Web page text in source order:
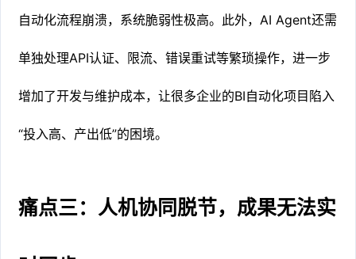
自动化流程崩溃，系统脆弱性极高。此外，AI Agent还需
单独处理API认证、限流、错误重试等繁琐操作，进一步
增加了开发与维护成本，让很多企业的BI自动化项目陷入
“投入高、产出低”的困境。
痛点三：人机协同脱节，成果无法实